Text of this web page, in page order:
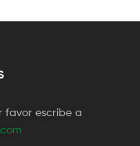
favor escribe a